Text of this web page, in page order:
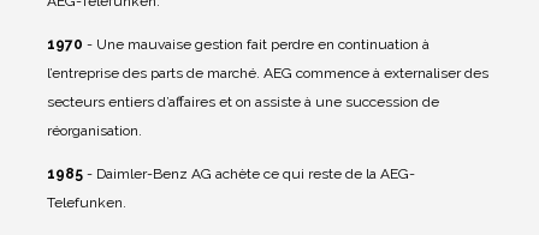
1970 - Une mauvaise gestion fait perdre en continuation à
l’entreprise des parts de marché. AEG commence à externaliser des
secteurs entiers d’affaires et on assiste à une succession de
réorganisation.
1985 - Daimler-Benz AG achète ce qui reste de la AEG-
Telefunken.